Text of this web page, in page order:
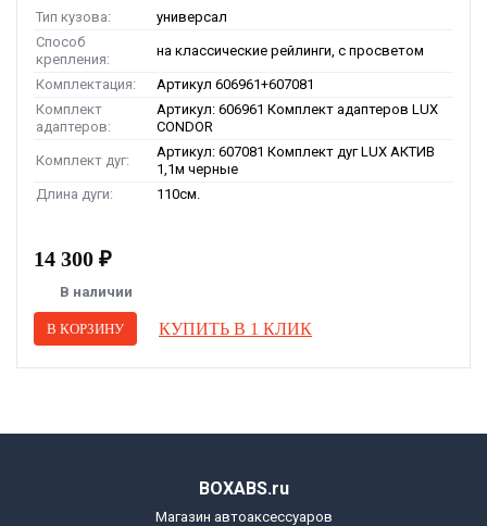
Тип кузова:
универсал
Способ
крепления:
на классические рейлинги, с просветом
Комплектация:
Артикул 606961+607081
Комплект
адаптеров:
Артикул: 606961 Комплект адаптеров LUX
CONDOR
Комплект дуг:
Артикул: 607081 Комплект дуг LUX АКТИВ
1,1м черные
Длина дуги:
110см.
14 300 ₽
В наличии
В КОРЗИНУ КУПИТЬ В 1 КЛИК
BOXABS.ru
Магазин автоаксессуаров